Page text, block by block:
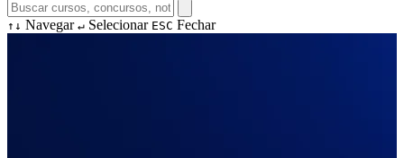
↑↓ Navegar ↵ Selecionar ESC Fechar